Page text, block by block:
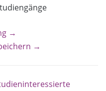
→
→